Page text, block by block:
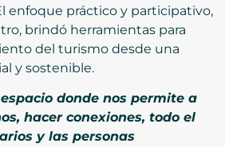
enfoque práctico y participativo,
brindó herramientas para
del turismo desde una
y sostenible.
donde nos permite a
hacer conexiones, todo el
y las personas